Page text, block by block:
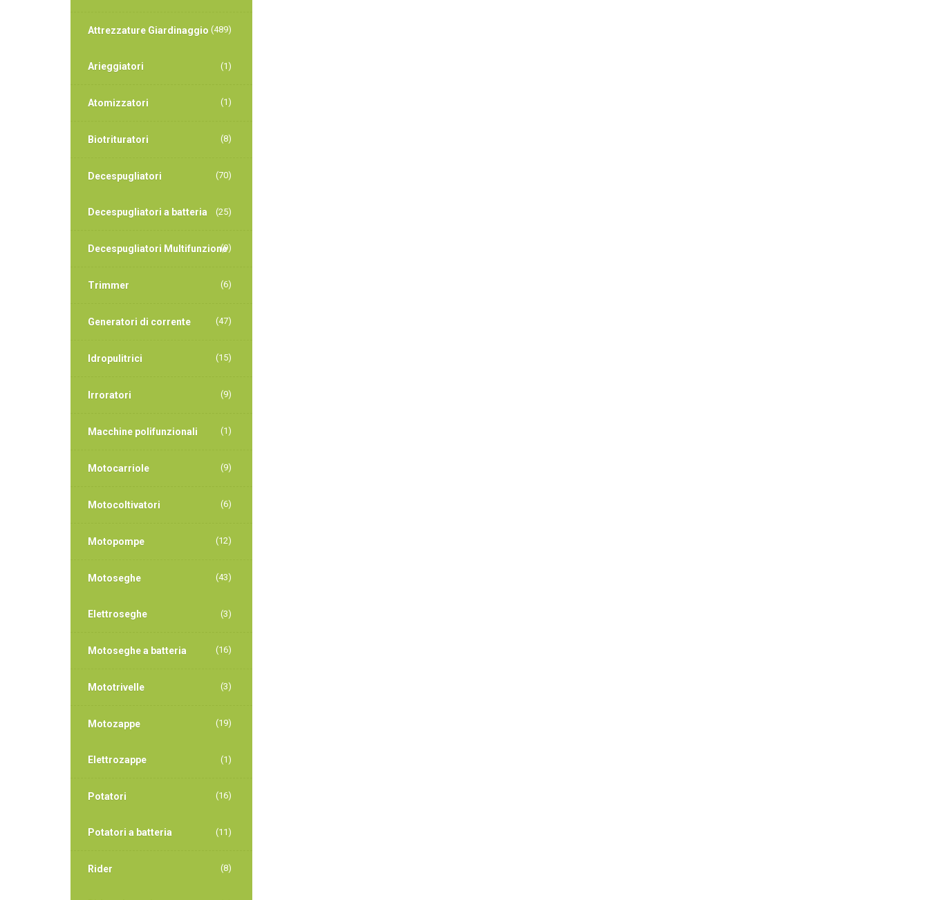
Attrezzature Giardinaggio (489)
Arieggiatori (1)
Atomizzatori (1)
Biotrituratori (8)
Decespugliatori (70)
Decespugliatori a batteria (25)
Decespugliatori Multifunzione
(9)
Trimmer (6)
Generatori di corrente (47)
Idropulitrici (15)
Irroratori (9)
Macchine polifunzionali (1)
Motocarriole (9)
Motocoltivatori (6)
Motopompe (12)
Motoseghe (43)
Elettroseghe (3)
Motoseghe a batteria (16)
Mototrivelle (3)
Motozappe (19)
Elettrozappe (1)
Potatori (16)
Potatori a batteria (11)
Rider (8)